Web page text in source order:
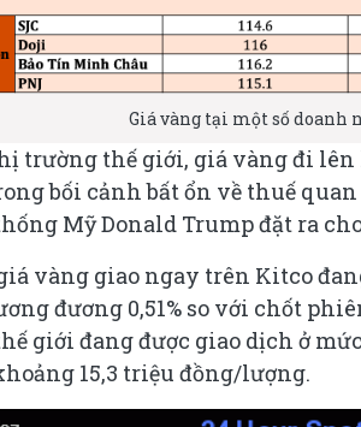
Giá vàng tại một số doanh
trường thế giới, giá vàng đi
bối cảnh bất ổn về thuế
Mỹ Donald Trump đặt ra
vàng giao ngay trên Kitco
đương 0,51% so với chốt
giới đang được giao dịch ở
15,3 triệu đồng/lượng.